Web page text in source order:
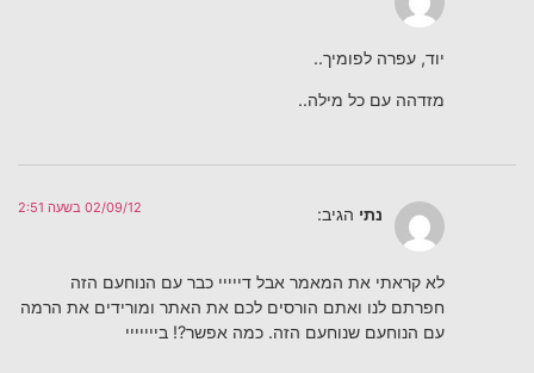
יוד, עפרה לפומיך..
מזדהה עם כל מילה..
נתי הגיב: 02/09/12 בשעה 2:51
לא קראתי את המאמר אבל דייייי כבר עם הנוחעם הזה
חפרתם לנו ואתם הורסים לכם את האתר ומורידים את הרמה
עם הנוחעם שנוחעם הזה. כמה אפשר?! בייייייי